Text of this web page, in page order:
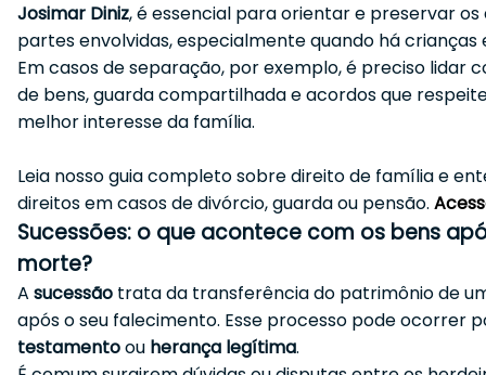
Josimar Diniz, é essencial para orientar e preservar os
partes envolvidas, especialmente quando há crianças
Em casos de separação, por exemplo, é preciso lidar
de bens, guarda compartilhada e acordos que
melhor interesse da família.
Leia nosso guia completo sobre direito de família e
direitos em casos de divórcio, guarda ou pensão.
Sucessões: o que acontece com os bens
morte?
A sucessão trata da transferência do patrimônio de
após o seu falecimento. Esse processo pode ocorrer
testamentoou herança legítima.